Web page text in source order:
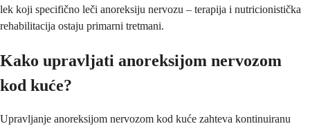
lek koji specifično leči anoreksiju nervozu – terapija i nutricionistička
rehabilitacija ostaju primarni tretmani.
Kako upravljati anoreksijom nervozom
kod kuće?
Upravljanje anoreksijom nervozom kod kuće zahteva kontinuiranu